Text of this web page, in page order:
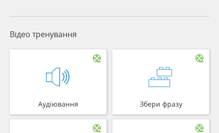
Відео тренування
Аудіювання Збери фразу